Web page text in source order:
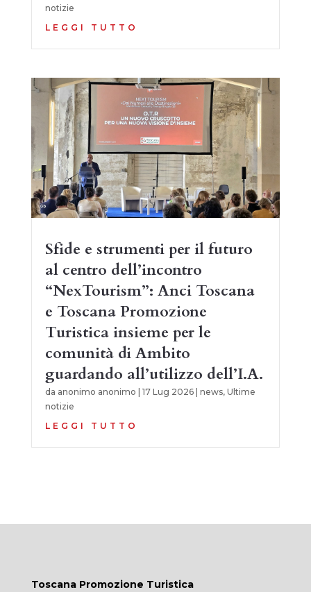
notizie
LEGGI TUTTO
Sfide e strumenti per il futuro
al centro dell’incontro
“NexTourism”: Anci Toscana
e Toscana Promozione
Turistica insieme per le
comunità di Ambito
guardando all’utilizzo dell’I.A.
da anonimo anonimo 17 Lug 2026| news, Ultime
notizie
LEGGI TUTTO
Toscana Promozione Turistica